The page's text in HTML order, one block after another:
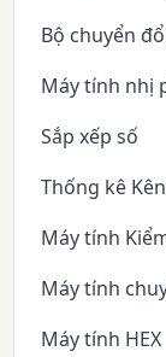
Bộ chuyển
Máy tính nhị
Sắp xếp số
Thống kê
Máy tính
Máy tính
Máy tính HEX